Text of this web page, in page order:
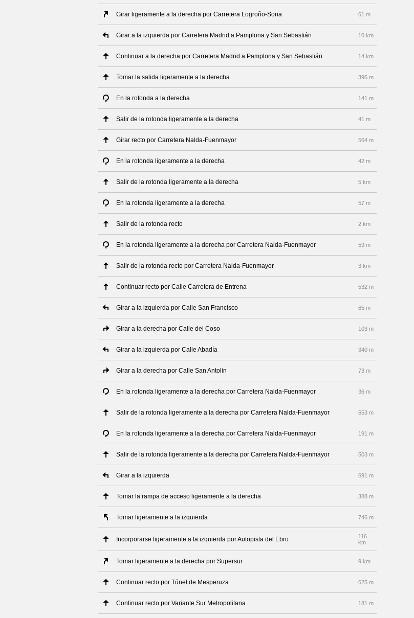
Girar ligeramente a la derecha por Carretera Logroño-Soria 61 m
Girar a la izquierda por Carretera Madrid a Pamplona y San Sebastián 10 km
Continuar a la derecha por Carretera Madrid a Pamplona y San Sebastián 14 km
Tomar la salida ligeramente a la derecha 396 m
En la rotonda a la derecha 141 m
Salir de la rotonda ligeramente a la derecha 41 m
Girar recto por Carretera Nalda-Fuenmayor 564 m
En la rotonda ligeramente a la derecha 42 m
Salir de la rotonda ligeramente a la derecha 5 km
En la rotonda ligeramente a la derecha 57 m
Salir de la rotonda recto 2 km
En la rotonda ligeramente a la derecha por Carretera Nalda-Fuenmayor 59 m
Salir de la rotonda recto por Carretera Nalda-Fuenmayor 3 km
Continuar recto por Calle Carretera de Entrena 532 m
Girar a la izquierda por Calle San Francisco 65 m
Girar a la derecha por Calle del Coso 103 m
Girar a la izquierda por Calle Abadía 340 m
Girar a la derecha por Calle San Antolin 73 m
En la rotonda ligeramente a la derecha por Carretera Nalda-Fuenmayor 36 m
Salir de la rotonda ligeramente a la derecha por Carretera Nalda-Fuenmayor 653 m
En la rotonda ligeramente a la derecha por Carretera Nalda-Fuenmayor 191 m
Salir de la rotonda ligeramente a la derecha por Carretera Nalda-Fuenmayor 503 m
Girar a la izquierda 691 m
Tomar la rampa de acceso ligeramente a la derecha 388 m
Tomar ligeramente a la izquierda 746 m
Incorporarse ligeramente a la izquierda por Autopista del Ebro
116
km
Tomar ligeramente a la derecha por Supersur 9 km
Continuar recto por Túnel de Mesperuza 625 m
Continuar recto por Variante Sur Metropolitana 181 m